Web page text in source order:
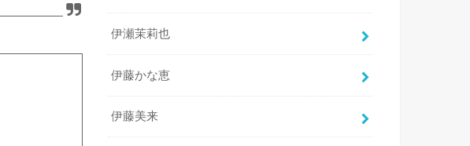
伊瀬茉莉也
伊藤かな恵
伊藤美来